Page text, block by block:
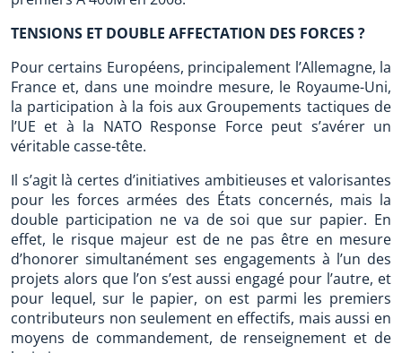
TENSIONS ET DOUBLE AFFECTATION DES FORCES ?
Pour certains Européens, principalement l’Allemagne, la
France et, dans une moindre mesure, le Royaume-Uni,
la participation à la fois aux Groupements tactiques de
l’UE et à la NATO Response Force peut s’avérer un
véritable casse-tête.
Il s’agit là certes d’initiatives ambitieuses et valorisantes
pour les forces armées des États concernés, mais la
double participation ne va de soi que sur papier. En
effet, le risque majeur est de ne pas être en mesure
d’honorer simultanément ses engagements à l’un des
projets alors que l’on s’est aussi engagé pour l’autre, et
pour lequel, sur le papier, on est parmi les premiers
contributeurs non seulement en effectifs, mais aussi en
moyens de commandement, de renseignement et de